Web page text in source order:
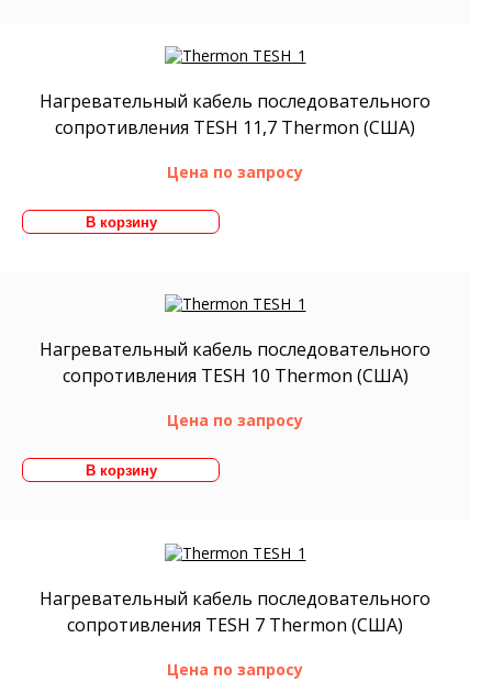
Нагревательный кабель последовательного
сопротивления TESH 11,7 Thermon (США)
Цена по запросу
Нагревательный кабель последовательного
сопротивления TESH 10 Thermon (США)
Цена по запросу
Нагревательный кабель последовательного
сопротивления TESH 7 Thermon (США)
Цена по запросу